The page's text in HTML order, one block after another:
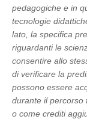
pedagogiche e in
tecnologie
lato, la specifica
riguardanti le
consentire allo
di verificare la
possono essere
durante il percorso
o come crediti